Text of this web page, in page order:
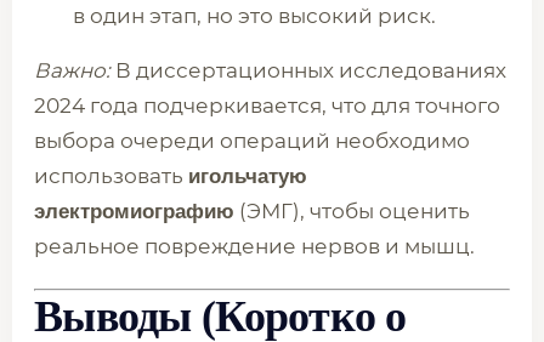
в один этап, но это высокий риск.
Важно:В диссертационных исследованиях
2024 года подчеркивается, что для точного
выбора очереди операций необходимо
использовать игольчатую
электромиографию (ЭМГ), чтобы оценить
реальное повреждение нервов и мышц.
Выводы (Коротко о